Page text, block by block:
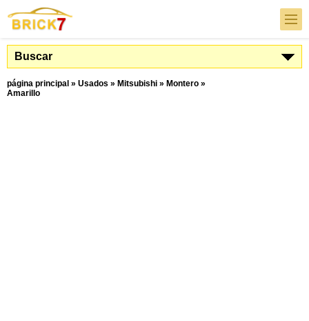
Buscar
página principal » Usados » Mitsubishi » Montero »
Amarillo